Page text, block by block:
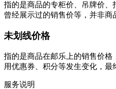
指的是商品的专柜价、吊牌价
曾经展示过的销售价等，并非商
未划线价格
指的是商品在邮乐上的销售价
用优惠券、积分等发生变化，最
服务说明